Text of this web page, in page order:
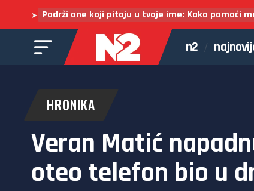
➤ Podrži one koji pitaju u tvoje ime: Kako pomoći
n2
HRONIKA
Veran Matić
oteo telefon bio u